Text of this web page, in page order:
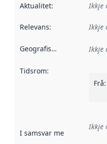
Aktualitet: Ikkje
Relevans: Ikkje
Geografisk område Ikkje
Tidsrom:
Frå:
I samsvar med
Ikkje